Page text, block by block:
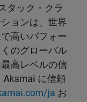
タック・クラ
ョンは、世界
高いパフォー
のグローバル
高レベルの信
Akamai に信頼
ja お